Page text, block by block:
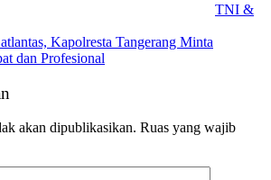
TNI &
Kapolresta Tangerang Minta
dan Profesional
akan dipublikasikan. Ruas yang wajib